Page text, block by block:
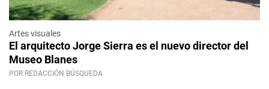
Artes visuales
El arquitecto Jorge Sierra es el nuevo director del
Museo Blanes
POR REDACCIÓN BÚSQUEDA